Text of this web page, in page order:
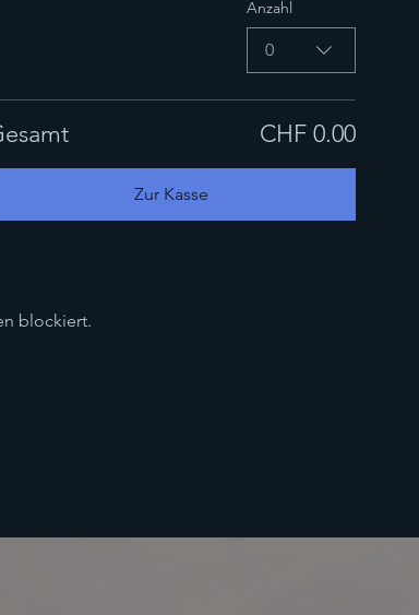
Anzahl
0
CHF 0.00
Zur Kasse
blockiert.